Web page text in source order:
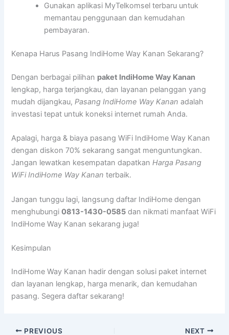
Gunakan aplikasi MyTelkomsel terbaru untuk
memantau penggunaan dan kemudahan
pembayaran.
Kenapa Harus Pasang IndiHome Way Kanan Sekarang?
Dengan berbagai pilihan paket IndiHome Way Kanan
lengkap, harga terjangkau, dan layanan pelanggan yang
mudah dijangkau,Pasang IndiHome Way Kanan adalah
investasi tepat untuk koneksi internet rumah Anda.
Apalagi, harga & biaya pasang WiFi IndiHome Way Kanan
dengan diskon 70% sekarang sangat menguntungkan.
Jangan lewatkan kesempatan dapatkanHarga Pasang
WiFi IndiHome Way Kanan terbaik.
Jangan tunggu lagi, langsung daftar IndiHome dengan
menghubungi0813-1430-0585 dan nikmati manfaat WiFi
IndiHome Way Kanan sekarang juga!
Kesimpulan
IndiHome Way Kanan hadir dengan solusi paket internet
dan layanan lengkap, harga menarik, dan kemudahan
pasang. Segera daftar sekarang!
PREVIOUS NEXT